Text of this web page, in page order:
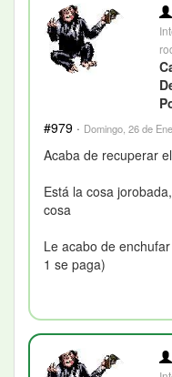
#979 · Domingo, 26 de
Acaba de recuperar
Está la cosa
cosa
Le acabo de
1 se paga)